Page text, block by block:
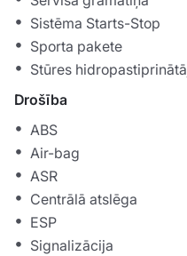
Sistēma Starts-Stop
Sporta pakete
Stūres
Drošība
ABS
Air-bag
ASR
Centrālā atslēga
ESP
Signalizācija